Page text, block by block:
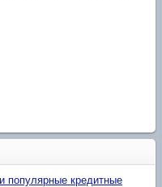
популярные кредитные